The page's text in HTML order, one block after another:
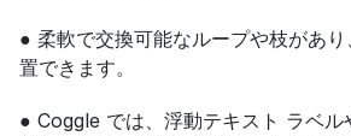
● 柔軟で交換可能なループや枝があ
置できます。
● Coggle では、浮動テキスト ラベル